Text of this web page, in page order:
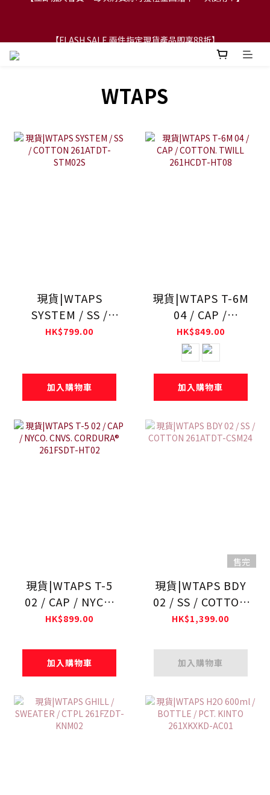
WTAPS|NEIGHBORHOOD|DESCENDAT 快閃減價貨品6折起 ! 2件
【立即加入會員，每次消費將可獲禮金回贈下一次使用！】
【FLASH SALE 兩件指定現貨產品即享88折】
WTAPS
現貨|WTAPS
SYSTEM / SS /
COTTON
HK$799.00
加入購物車
現貨|WTAPS T-6M
04 / CAP /
COTTON. TWILL
261HCDT-HT08
HK$849.00
加入購物車
現貨|WTAPS T-5
02 / CAP / NYCO.
CNVS. CORDURA®
HK$899.00
加入購物車
售完
現貨|WTAPS BDY
02 / SS / COTTON
261ATDT-CSM24
HK$1,399.00
加入購物車